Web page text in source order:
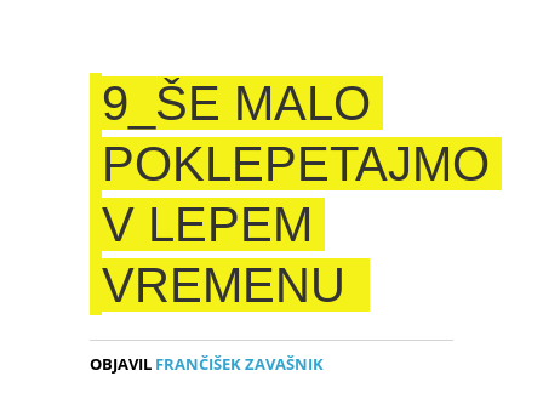
9_ŠE MALO
POKLEPETAJMO
V LEPEM
VREMENU
OBJAVIL FRANČIŠEK ZAVAŠNIK